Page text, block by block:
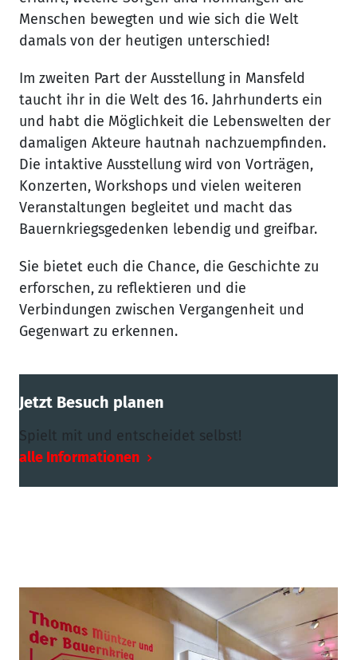
Menschen bewegten und wie sich die Welt
damals von der heutigen unterschied!
Im zweiten Part der Ausstellung in Mansfeld
taucht ihr in die Welt des 16. Jahrhunderts ein
und habt die Möglichkeit die Lebenswelten der
damaligen Akteure hautnah nachzuempfinden.
Die intaktive Ausstellung wird von Vorträgen,
Konzerten, Workshops und vielen weiteren
Veranstaltungen begleitet und macht das
Bauernkriegsgedenken lebendig und greifbar.
Sie bietet euch die Chance, die Geschichte zu
erforschen, zu reflektieren und die
Verbindungen zwischen Vergangenheit und
Gegenwart zu erkennen.
Jetzt Besuch planen
Spielt mit und entscheidet selbst!
alle Informationen